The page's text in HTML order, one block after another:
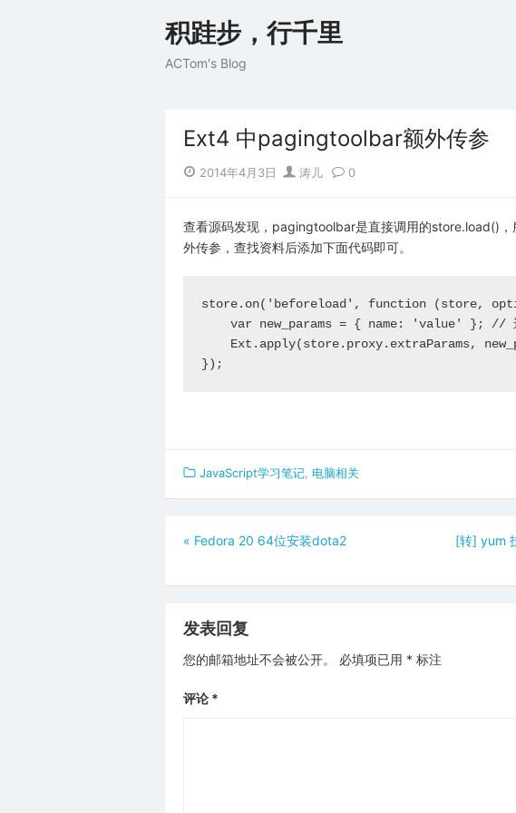
to
积跬步，行千里
ACTom's Blog
Ext4 中pagingtoolbar额外传参
Posted
2014年4月3日 Author
涛儿 0
查看源码发现，pagingtoolbar是直接调用的store.load()
外传参，查找资料后添加下面代码即可。
store.on('beforeload', function (store,
var new_params = { name: 'value' }; //
Ext.apply(store.proxy.extraParams,
});
JavaScript学习笔记 电脑相关
文
航
« Fedora 20 64位安装dota2
[转] yum
发表回复
您的邮箱地址不会被公开。 必填项已用 * 标注
评论 *